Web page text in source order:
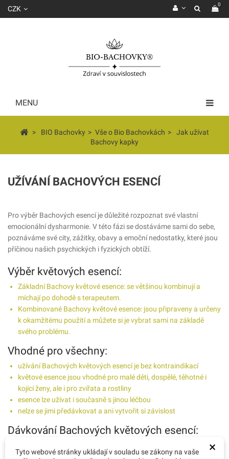
0
CZK
MENU
> BIO Bachovky > Vše o Bio Bachovkách >
Jak užívat
Bachovy kapky
UŽÍVÁNÍ BACHOVÝCH ESENCÍ
Pro výběr Bachových esencí je důležité rozpoznat své vlastní
emocionální dysharmonie. V této fázi se dostáváme sami do sebe,
poznáváme své city, zážitky, obavy a emoční nedostatky, které jsou
příčinou našich psychických i fyzických obtíží.
Výběr květových esencí:
Základní Bachovy květové esence: se většinou kombinují a
míchají po dohodě s terapeutem.
Kombinované Bachovy květové esence: jsou připraveny a určeny
k okamžitému použití a můžete si je vybrat sami na základě
svého problému.
Vhodné pro všechny:
užívání Bachových květových esencí je bez kontraindikací
květové esence jsou vhodné pro malé děti, dospělé, těhotné i
kojící ženy, ale i pro zvířata a rostliny
esence lze užívat i současně s jinou léčbou
nelze se jimi předávkovat a ani vytvořit si závislost
Dávkování Bachových květových esencí:
esence dejte do vody nebo jiného nápoje (čaj, džus, šťáva ....) a
×
Tyto webové stránky ukládají v souladu se zákony na vaše